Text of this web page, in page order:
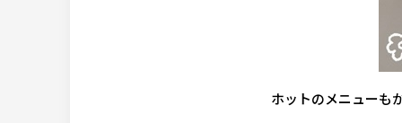
ホットのメニューも